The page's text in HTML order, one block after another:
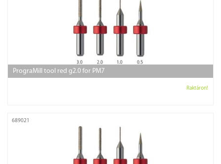
PrograMill tool red g2.0 for PM7
Raktáron!
689021